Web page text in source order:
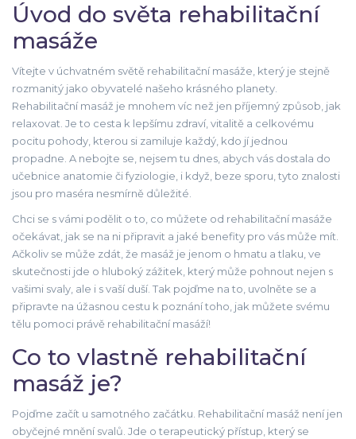
Úvod do světa rehabilitační
masáže
Vítejte v úchvatném světě rehabilitační masáže, který je stejně
rozmanitý jako obyvatelé našeho krásného planety.
Rehabilitační masáž je mnohem víc než jen příjemný způsob, jak
relaxovat. Je to cesta k lepšímu zdraví, vitalitě a celkovému
pocitu pohody, kterou si zamiluje každý, kdo jí jednou
propadne. A nebojte se, nejsem tu dnes, abych vás dostala do
učebnice anatomie či fyziologie, i když, beze sporu, tyto znalosti
jsou pro maséra nesmírně důležité.
Chci se s vámi podělit o to, co můžete od rehabilitační masáže
očekávat, jak se na ni připravit a jaké benefity pro vás může mít.
Ačkoliv se může zdát, že masáž je jenom o hmatu a tlaku, ve
skutečnosti jde o hluboký zážitek, který může pohnout nejen s
vašimi svaly, ale i s vaší duší. Tak pojďme na to, uvolněte se a
připravte na úžasnou cestu k poznání toho, jak můžete svému
tělu pomoci právě rehabilitační masáží!
Co to vlastně rehabilitační
masáž je?
Pojďme začít u samotného začátku. Rehabilitační masáž není jen
obyčejné mnění svalů. Jde o terapeutický přístup, který se